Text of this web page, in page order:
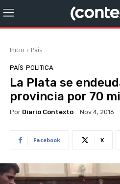
Inicio País
PAÍS POLITICA
La Plata se
provincia por 70
Por Diario Contexto Nov 4, 2016
Facebook X